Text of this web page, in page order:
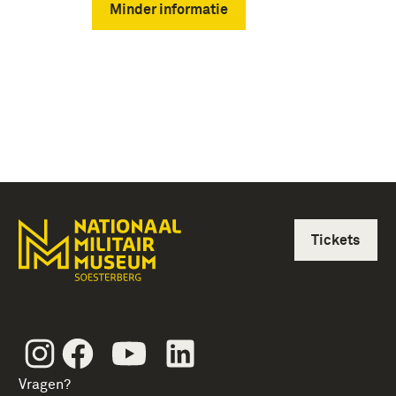
Minder informatie
InstagramFacebookYoutube
Vragen?
Tickets